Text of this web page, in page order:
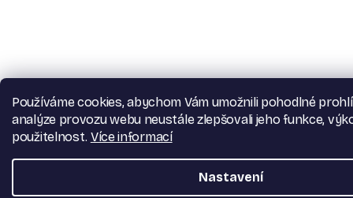
Používáme cookies, abychom Vám umožnili pohodlné
analýze provozu webu neustále zlepšovali jeho funkce,
použitelnost. Více informací
Nastavení